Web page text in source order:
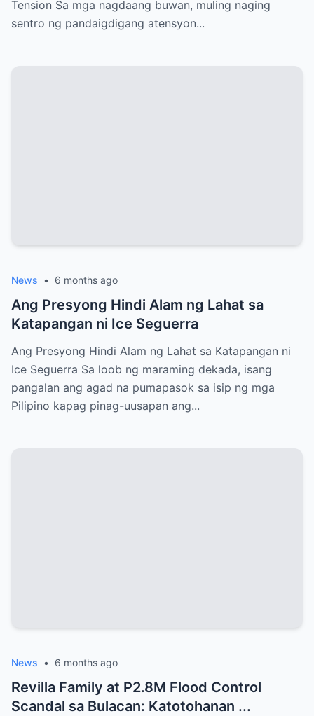
Tension Sa mga nagdaang buwan, muling naging
sentro ng pandaigdigang atensyon...
News • 6 months ago
Ang Presyong Hindi Alam ng Lahat sa
Katapangan ni Ice Seguerra
Ang Presyong Hindi Alam ng Lahat sa Katapangan ni
Ice Seguerra Sa loob ng maraming dekada, isang
pangalan ang agad na pumapasok sa isip ng mga
Pilipino kapag pinag-uusapan ang...
News • 6 months ago
Revilla Family at P2.8M Flood Control
Scandal sa Bulacan: Katotohanan ...